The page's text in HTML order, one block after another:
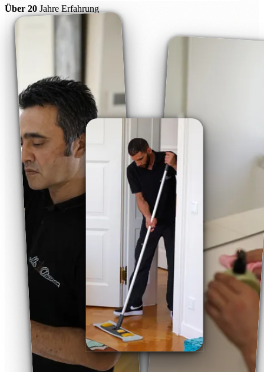
Über 20 Jahre Erfahrung